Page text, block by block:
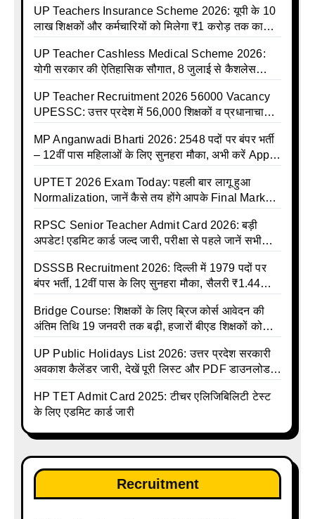
UP Teachers Insurance Scheme 2026: यूपी के 10
लाख शिक्षकों और कर्मचारियों को मिलेगा ₹1 करोड़ तक का
UP Teacher Cashless Medical Scheme 2026:
योगी सरकार की ऐतिहासिक सौगात, 8 जुलाई से कैशलेस
UP Teacher Recruitment 2026 56000 Vacancy
UPESSC: उत्तर प्रदेश में 56,000 शिक्षकों व प्रधानाचार्यों
MP Anganwadi Bharti 2026: 2548 पदों पर बंपर भर्ती
– 12वीं पास महिलाओं के लिए सुनहरा मौका, अभी करें Apply
UPTET 2026 Exam Today: पहली बार लागू हुआ
Normalization, जानें कैसे तय होंगे आपके Final Marks
RPSC Senior Teacher Admit Card 2026: बड़ी
अपडेट! एडमिट कार्ड जल्द जारी, परीक्षा से पहले जानें सभी
DSSSB Recruitment 2026: दिल्ली में 1979 पदों पर
बंपर भर्ती, 12वीं पास के लिए सुनहरा मौका, सैलरी ₹1.44
Bridge Course: शिक्षकों के लिए ब्रिज कोर्स आवेदन की
अंतिम तिथि 19 जनवरी तक बढ़ी, हजारों बीएड शिक्षकों को
UP Public Holidays List 2026: उत्तर प्रदेश सरकारी
अवकाश कैलेंडर जारी, देखें पूरी लिस्ट और PDF डाउनलोड
talika | Sarkari Avkash Talika | Up Holidays List |
Holidays Calendar
HP TET Admit Card 2025: टीचर एलिजिबिलिटी टेस्ट
के लिए एडमिट कार्ड जारी
Recruitment